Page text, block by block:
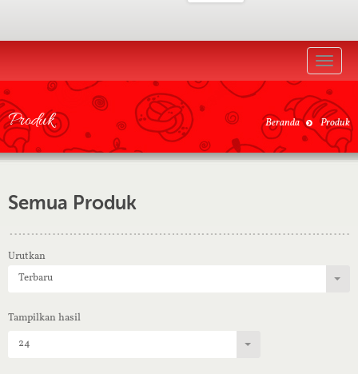
Toggle
Produk Beranda Produk
Semua Produk
Urutkan
Terbaru
Tampilkan hasil
24